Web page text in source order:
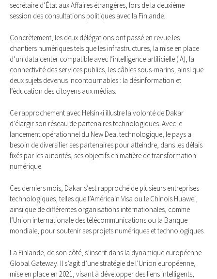
secrétaire d’État aux Affaires étrangères, lors de la deuxième
session des consultations politiques avec la Finlande.
Concrètement, les deux délégations ont passé en revue les
chantiers numériques tels que les infrastructures, la mise en place
d’un data center compatible avec l’intelligence artificielle (IA), la
connectivité des services publics, les câbles sous-marins, ainsi que
deux sujets devenus incontournables : la désinformation et
l’éducation des citoyens aux médias.
Ce rapprochement avec Helsinki illustre la volonté de Dakar
d’élargir son réseau de partenaires technologiques. Avec le
lancement opérationnel du New Deal technologique, le pays a
besoin de diversifier ses partenaires pour atteindre, dans les délais
fixés par les autorités, ses objectifs en matière de transformation
numérique.
Ces derniers mois, Dakar s’est rapproché de plusieurs entreprises
technologiques, telles que l’Américain Visa ou le Chinois Huawei,
ainsi que de différentes organisations internationales, comme
l’Union internationale des télécommunications ou la Banque
mondiale, pour soutenir ses projets numériques et technologiques.
La Finlande, de son côté, s’inscrit dans la dynamique européenne
Global Gateway. Il s’agit d’une stratégie de l’Union européenne,
mise en place en 2021, visant à développer des liens intelligents,